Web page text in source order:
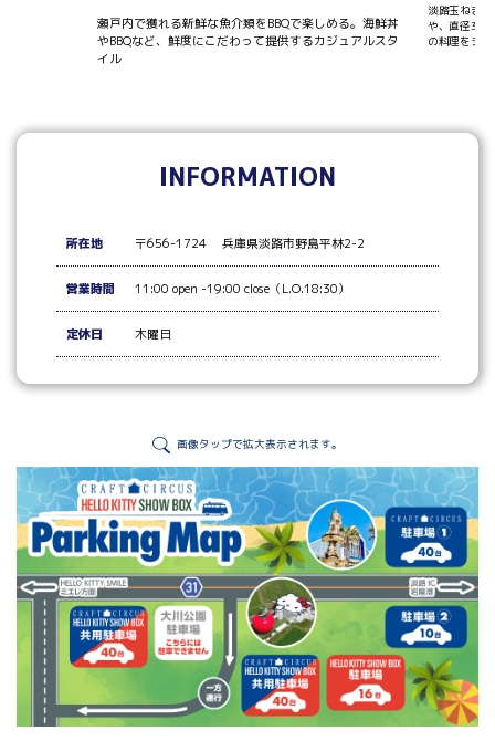
瀬戸内で獲れる新鮮な魚介類をBBQで楽しめる。海鮮丼
やBBQなど、鮮度にこだわって提供するカジュアルスタ
イル
淡路玉ねぎ
や、直径30
の料理をシ
INFORMATION
所在地 〒656-1724 兵庫県淡路市野島平林2-2
営業時間 11:00 open -19:00 close（L.O.18:30）
定休日 木曜日
画像タップで拡大表示されます。